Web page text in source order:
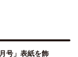
号」表紙を飾